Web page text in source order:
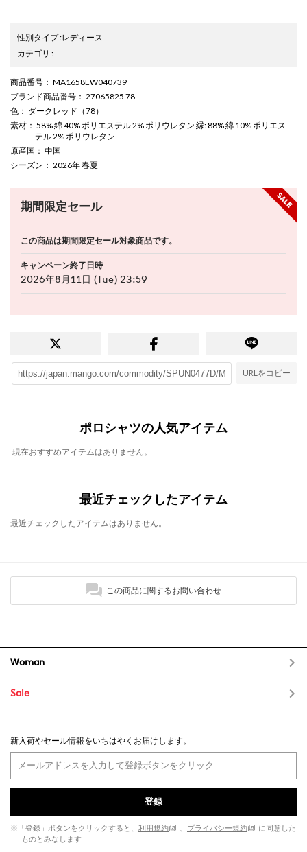
性別タイプ:レディース
カテゴリ :
商品番号 ： MA1658EW040739
ブランド商品番号 ： 27065825 78
色 ： ダークレッド（78）
素材 ： 58% 綿 40% ポリエステル 2% ポリウレタン 縁: 88% 綿 10% ポリエス
テル 2% ポリウレタン
原産国 ： 中国
シーズン ： 2026年 春夏
期間限定セール
この商品は期間限定セール対象商品です。
キャンペーン終了日時
2026年8月11日 (Tue) 23:59
URLをコピー
ポロシャツの人気アイテム
現在おすすめアイテムはありません。
最近チェックしたアイテム
最近チェックしたアイテムはありません。
この商品に関するお問い合わせ
Woman
Sale
新入荷やセール情報をいちはやくお届けします。
登録
※「登録」ボタンをクリックすると、 利用規約 、 プライバシー規約
に同意した
ものとみなします